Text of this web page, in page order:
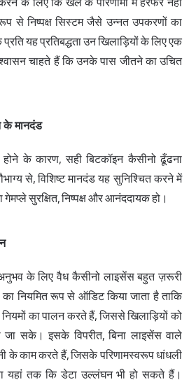
से निष्पक्ष सिस्टम जैसे उन्नत उपकरणों का
यह प्रतिबद्धता उन खिलाड़ियों के लिए एक
चाहते हैं कि उनके पास जीतने का उचित
के मानदंड
के कारण, सही बिटकॉइन कैसीनो ढूँढना
से, विशिष्ट मानदंड यह सुनिश्चित करने में
सुरक्षित, निष्पक्ष और आनंददायक हो।
अनुभव के लिए वैध कैसीनो लाइसेंस बहुत ज़रूरी
नियमित रूप से ऑडिट किया जाता है ताकि
का पालन करते हैं, जिससे खिलाड़ियों को
जा सके। इसके विपरीत, बिना लाइसेंस वाले
के काम करते हैं, जिसके परिणामस्वरूप धांधली
यहां तक कि डेटा उल्लंघन भी हो सकते हैं।